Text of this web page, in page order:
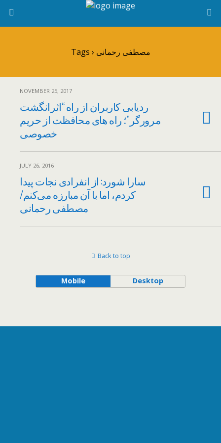
Tags › مصطفی رحمانی
NOVEMBER 25, 2017
ردیابی کاربران از راه “اثرانگشت
مرورگر”؛ راه های محافظت از حریم
خصوصی
JULY 26, 2016
سارا شورد: از انفرادی نجات پیدا
کردم، اما با آن مبارزه می‌کنم/
مصطفی رحمانی
Back to top
Mobile Desktop